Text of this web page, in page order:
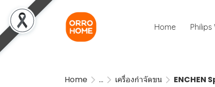
Home
Home ... เครื่องกำจัดขน ENCHEN